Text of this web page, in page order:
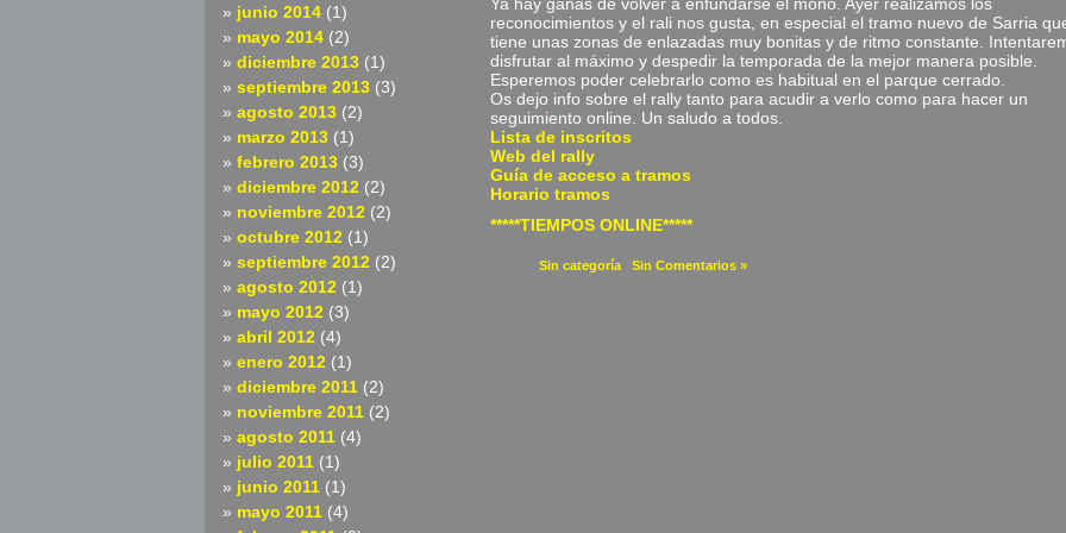
junio 2014 (1)
mayo 2014 (2)
diciembre 2013 (1)
septiembre 2013 (3)
agosto 2013 (2)
marzo 2013 (1)
febrero 2013 (3)
diciembre 2012 (2)
noviembre 2012 (2)
octubre 2012 (1)
septiembre 2012 (2)
agosto 2012 (1)
mayo 2012 (3)
abril 2012 (4)
enero 2012 (1)
diciembre 2011 (2)
noviembre 2011 (2)
agosto 2011 (4)
julio 2011 (1)
junio 2011 (1)
mayo 2011 (4)
reconocimientos y el rali nos gusta, en especial el tramo nuevo de Sarria
tiene unas zonas de enlazadas muy bonitas y de ritmo constante.
disfrutar al máximo y despedir la temporada de la mejor manera posible.
Esperemos poder celebrarlo como es habitual en el parque cerrado.
Os dejo info sobre el rally tanto para acudir a verlo como para hacer un
seguimiento online. Un saludo a todos.
Lista de inscritos
Web del rally
Guía de acceso a tramos
Horario tramos
*****TIEMPOS ONLINE*****
Sin categoría Sin Comentarios »